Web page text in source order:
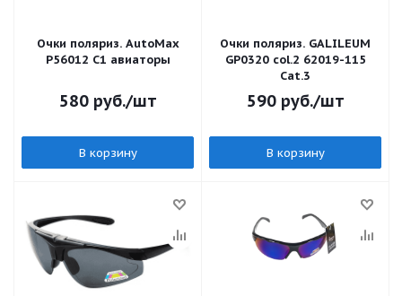
Очки поляриз. AutoMax
P56012 C1 авиаторы
580руб./шт
В корзину
Очки поляриз. GALILEUM
GP0320 col.2 62019-115
Cat.3
590руб./шт
В корзину